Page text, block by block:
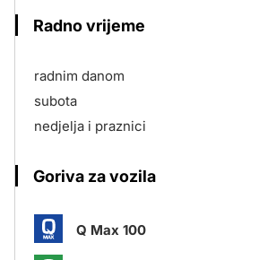
Radno vrijeme
radnim danom
subota
nedjelja i praznici
Goriva za vozila
Q Max 100